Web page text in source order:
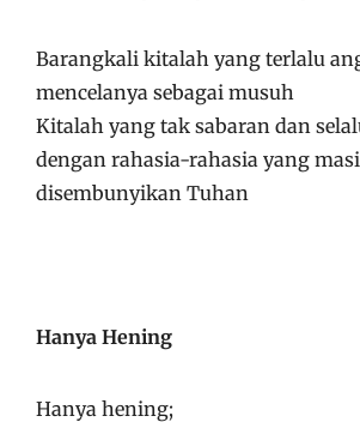
Barangkali kitalah yang terlalu
mencelanya sebagai musuh
Kitalah yang tak sabaran dan
dengan rahasia-rahasia yang
disembunyikan Tuhan
Hanya Hening
Hanya hening;